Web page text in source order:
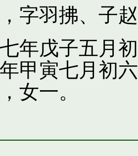
字羽拂、子
年戊子五月
甲寅七月初
女一。